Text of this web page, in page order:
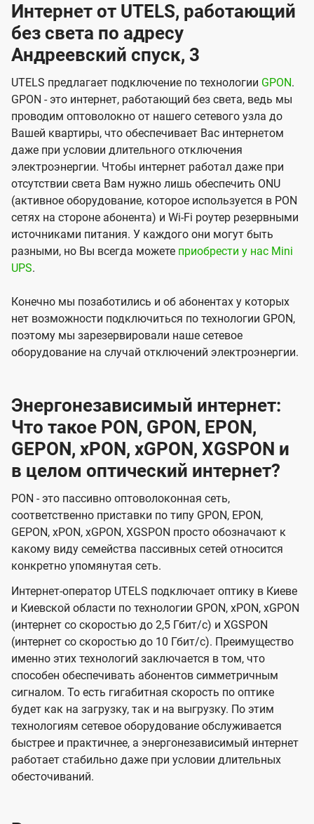
Интернет от UTELS, работающий
без света по адресу
Андреевский спуск, 3
UTELS предлагает подключение по технологии GPON.
GPON - это интернет, работающий без света, ведь мы
проводим оптоволокно от нашего сетевого узла до
Вашей квартиры, что обеспечивает Вас интернетом
даже при условии длительного отключения
электроэнергии. Чтобы интернет работал даже при
отсутствии света Вам нужно лишь обеспечить ONU
(активное оборудование, которое используется в PON
сетях на стороне абонента) и Wi-Fi роутер резервными
источниками питания. У каждого они могут быть
разными, но Вы всегда можете приобрести у нас Mini
UPS.
Конечно мы позаботились и об абонентах у которых
нет возможности подключиться по технологии GPON,
поэтому мы зарезервировали наше сетевое
оборудование на случай отключений электроэнергии.
Энергонезависимый интернет:
Что такое PON, GPON, EPON,
GEPON, xPON, xGPON, XGSPON и
в целом оптический интернет?
PON - это пассивно оптоволоконная сеть,
соответственно приставки по типу GPON, EPON,
GEPON, xPON, xGPON, XGSPON просто обозначают к
какому виду семейства пассивных сетей относится
конкретно упомянутая сеть.
Интернет-оператор UTELS подключает оптику в Киеве
и Киевской области по технологии GPON, xPON, xGPON
(интернет со скоростью до 2,5 Гбит/с) и XGSPON
(интернет со скоростью до 10 Гбит/с). Преимущество
именно этих технологий заключается в том, что
способен обеспечивать абонентов симметричным
сигналом. То есть гигабитная скорость по оптике
будет как на загрузку, так и на выгрузку. По этим
технологиям сетевое оборудование обслуживается
быстрее и практичнее, а энергонезависимый интернет
работает стабильно даже при условии длительных
обесточиваний.